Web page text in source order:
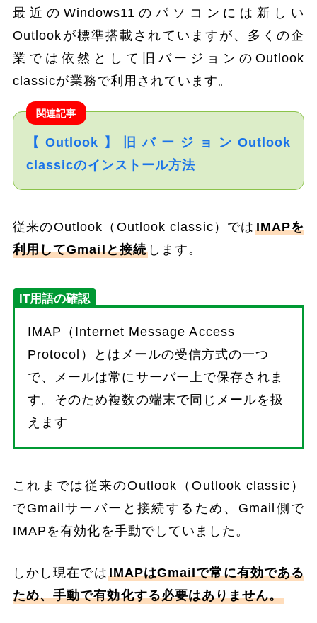
最近のWindows11のパソコンには新しい
Outlookが標準搭載されていますが、多くの企
業では依然として旧バージョンのOutlook
classicが業務で利用されています。
関連記事
【Outlook】旧バージョンOutlook
classicのインストール方法
従来のOutlook（Outlook classic）では IMAPを
利用してGmailと接続します。
IT用語の確認
IMAP（Internet Message Access
Protocol）とはメールの受信方式の一つ
で、メールは常にサーバー上で保存されま
す。そのため複数の端末で同じメールを扱
えます
これまでは従来のOutlook（Outlook classic）
でGmailサーバーと接続するため、Gmail側で
IMAPを有効化を手動でしていました。
しかし現在ではIMAPはGmailで常に有効である
ため、手動で有効化する必要はありません。